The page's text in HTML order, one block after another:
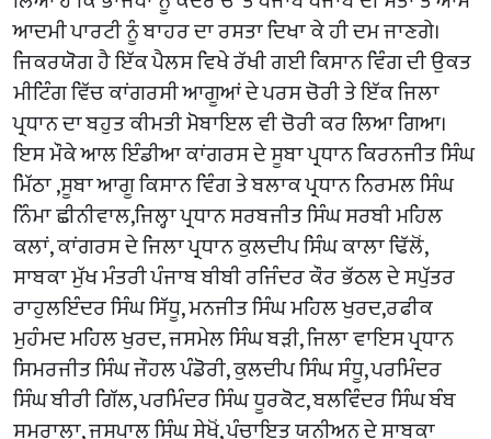
ਆਦਮੀ ਪਾਰਟੀ ਨੂੰ ਬਾਹਰ ਦਾ ਰਸਤਾ ਦਿਖਾ ਕੇ ਹੀ ਦਮ ਜਾਣਗੇ।
ਜਿਕਰਯੋਗ ਹੈ ਇੱਕ ਪੈਲਸ ਵਿਖੇ ਰੱਖੀ ਗਈ ਕਿਸਾਨ ਵਿੰਗ ਦੀ ਉਕਤ
ਮੀਟਿੰਗ ਵਿੱਚ ਕਾਂਗਰਸੀ ਆਗੂਆਂ ਦੇ ਪਰਸ ਚੋਰੀ ਤੇ ਇੱਕ ਜਿਲਾ
ਪ੍ਰਧਾਨ ਦਾ ਬਹੁਤ ਕੀਮਤੀ ਮੋਬਾਇਲ ਵੀ ਚੋਰੀ ਕਰ ਲਿਆ ਗਿਆ।
ਇਸ ਮੌਕੇ ਆਲ ਇੰਡੀਆ ਕਾਂਗਰਸ ਦੇ ਸੂਬਾ ਪ੍ਰਧਾਨ ਕਿਰਨਜੀਤ ਸਿੰਘ
ਮਿੱਠਾ ,ਸੂਬਾ ਆਗੂ ਕਿਸਾਨ ਵਿੰਗ ਤੇ ਬਲਾਕ ਪ੍ਰਧਾਨ ਨਿਰਮਲ ਸਿੰਘ
ਨਿੰਮਾ ਛੀਨੀਵਾਲ,ਜਿਲ੍ਹਾ ਪ੍ਰਧਾਨ ਸਰਬਜੀਤ ਸਿੰਘ ਸਰਬੀ ਮਹਿਲ
ਕਲਾਂ, ਕਾਂਗਰਸ ਦੇ ਜਿਲਾ ਪ੍ਰਧਾਨ ਕੁਲਦੀਪ ਸਿੰਘ ਕਾਲਾ ਢਿੱਲੋਂ,
ਸਾਬਕਾ ਮੁੱਖ ਮੰਤਰੀ ਪੰਜਾਬ ਬੀਬੀ ਰਜਿੰਦਰ ਕੌਰ ਭੱਠਲ ਦੇ ਸਪੁੱਤਰ
ਰਾਹੁਲਇੰਦਰ ਸਿੰਘ ਸਿੱਧੂ, ਮਨਜੀਤ ਸਿੰਘ ਮਹਿਲ ਖੁਰਦ,ਰਫੀਕ
ਮੁਹੰਮਦ ਮਹਿਲ ਖੁਰਦ, ਜਸਮੇਲ ਸਿੰਘ ਬੜੀ, ਜਿਲਾ ਵਾਇਸ ਪ੍ਰਧਾਨ
ਸਿਮਰਜੀਤ ਸਿੰਘ ਜੌਹਲ ਪੰਡੋਰੀ, ਕੁਲਦੀਪ ਸਿੰਘ ਸੰਧੂ, ਪਰਮਿੰਦਰ
ਸਿੰਘ ਬੀਰੀ ਗਿੱਲ, ਪਰਮਿੰਦਰ ਸਿੰਘ ਧੂਰਕੋਟ, ਬਲਵਿੰਦਰ ਸਿੰਘ ਬੰਬ